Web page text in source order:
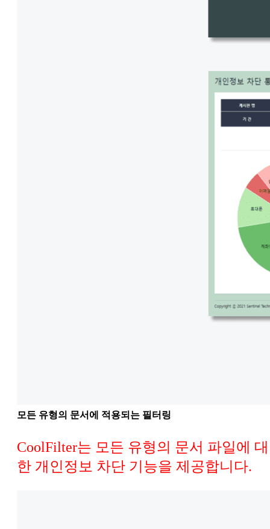
모든 유형의 문서에 적용되는 필터링
CoolFilter는 모든 유형의 문서 파일에 대
한 개인정보 차단 기능을 제공합니다.